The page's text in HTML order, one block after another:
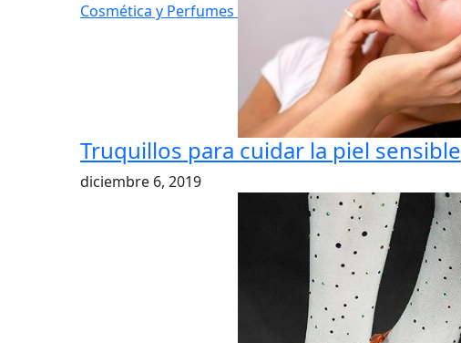
Cosmética y Perfumes
Truquillos para cuidar la piel sensible
diciembre 6, 2019